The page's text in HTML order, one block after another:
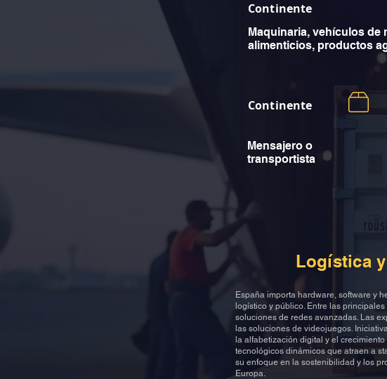
Continente
Maquinaria, vehículos
alimenticios, productos
Continente
Mensajero o
transportista
Logística
España importa hardware, software y
logístico y público. Entre las
soluciones de redes avanzadas. Las
las soluciones de videojuegos.
la alfabetización digital y el
tecnológicos dinámicos que atraen a
su enfoque en la sostenibilidad y los
Europa.